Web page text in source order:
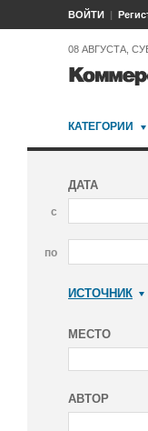
ВОЙТИ
08 АВГУСТА,
КАТЕГОРИИ
ДАТА
с
по
ИСТОЧНИК
МЕСТО
АВТОР